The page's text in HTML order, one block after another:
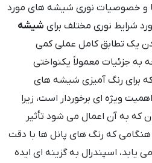
و خصوصیات نوری شیشه های مورد
شرایط نوری مختلف برای شیشه
یک تطابق کامل عملی کمی
جزئیات معمولاً یکنواختی
برای رنگ آمیزی شیشه های
ویژه ای برخوردار است، زیرا
که به آن اعمال می شود تأثیر
که رنگ های پانل ها با دقت
اسپندرال به گزینه ای ایده